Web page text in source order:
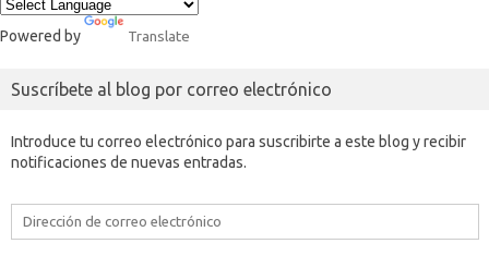
Powered by Translate
Suscríbete al blog por correo electrónico
Introduce tu correo electrónico para suscribirte a este blog y recibir
notificaciones de nuevas entradas.
Dirección